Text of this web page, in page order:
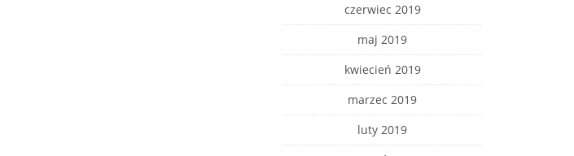
czerwiec 2019
maj 2019
kwiecień 2019
marzec 2019
luty 2019